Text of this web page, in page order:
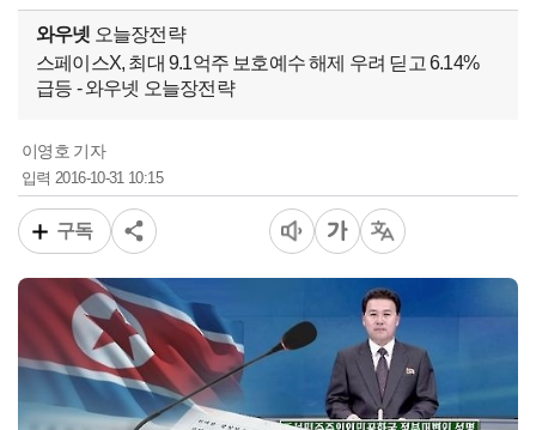
와우넷 오늘장전략
스페이스X, 최대 9.1억주 보호예수 해제 우려 딛고 6.14%
급등 - 와우넷 오늘장전략
이영호 기자
입력2016-10-31 10:15
구독